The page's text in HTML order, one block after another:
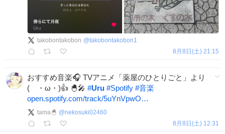
takobontakobon @takobontakobon1
8月8日(土) 21:15
おすすめ音楽🎧️ TVアニメ「薬屋のひとりごと」より
( ・ω・)👍️ 🐣🎤 #Uru #Spotify #音楽
open.spotify.com/track/5uYnVpwO…
tama🐣 @nekosuki02460
8月8日(土) 12:31